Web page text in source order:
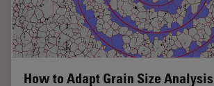
How to Adapt Grain Size